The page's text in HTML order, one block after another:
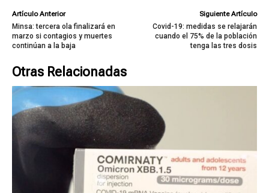
Artículo Anterior
Minsa: tercera ola finalizará en
marzo si contagios y muertes
continúan a la baja
Siguiente Artículo
Covid-19: medidas se relajarán
cuando el 75% de la población
tenga las tres dosis
Otras Relacionadas